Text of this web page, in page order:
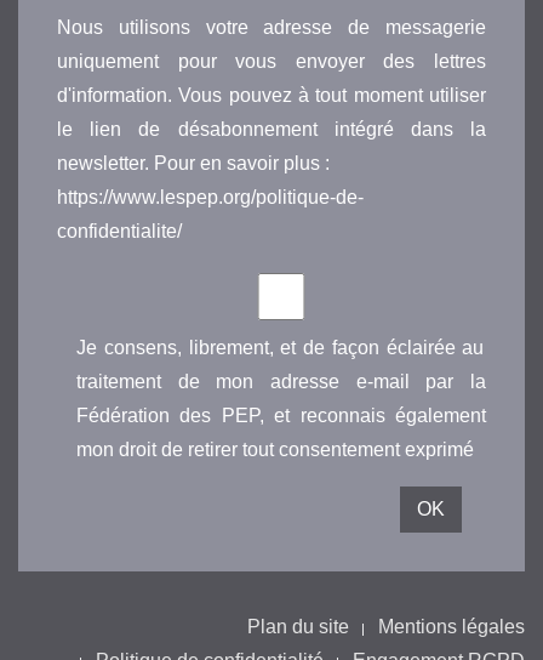
Nous utilisons votre adresse de messagerie
uniquement pour vous envoyer des lettres
d'information. Vous pouvez à tout moment utiliser
le lien de désabonnement intégré dans la
newsletter. Pour en savoir plus :
https://www.lespep.org/politique-de-
confidentialite/
Je consens, librement, et de façon éclairée au
traitement de mon adresse e-mail par la
Fédération des PEP, et reconnais également
mon droit de retirer tout consentement exprimé
Plan du site
Mentions légales